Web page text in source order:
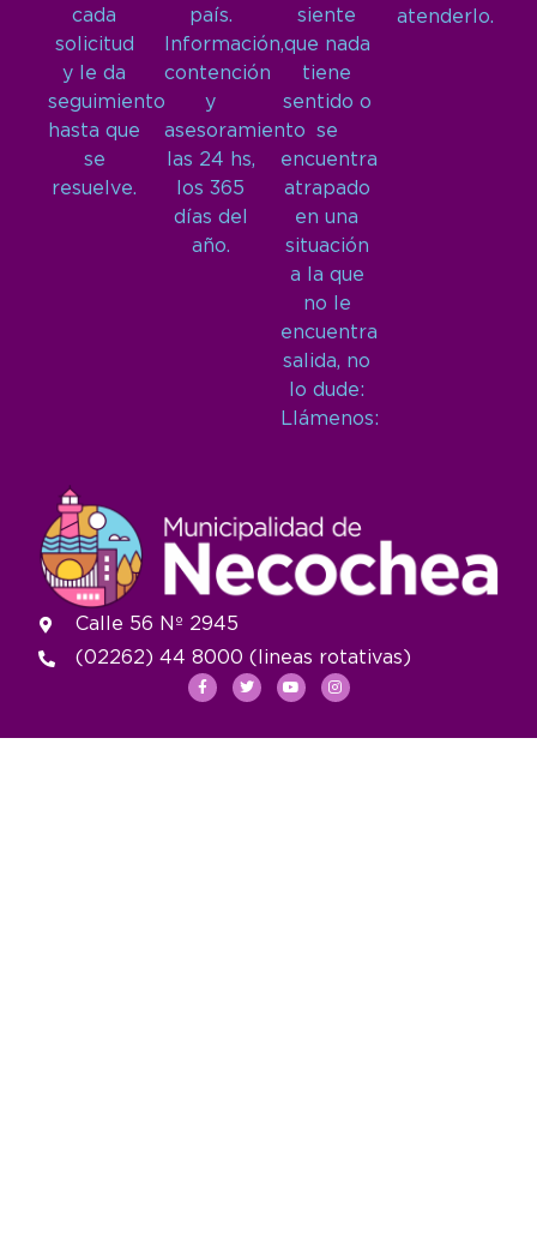
cada
solicitud
y le da
seguimiento
hasta que
se
resuelve.
país.
Información,
contención
y
asesoramiento
las 24 hs,
los 365
días del
año.
siente
que nada
tiene
sentido o
se
encuentra
atrapado
en una
situación
a la que
no le
encuentra
salida, no
lo dude:
Llámenos:
atenderlo.
Calle 56 Nº 2945
(02262) 44 8000 (lineas rotativas)